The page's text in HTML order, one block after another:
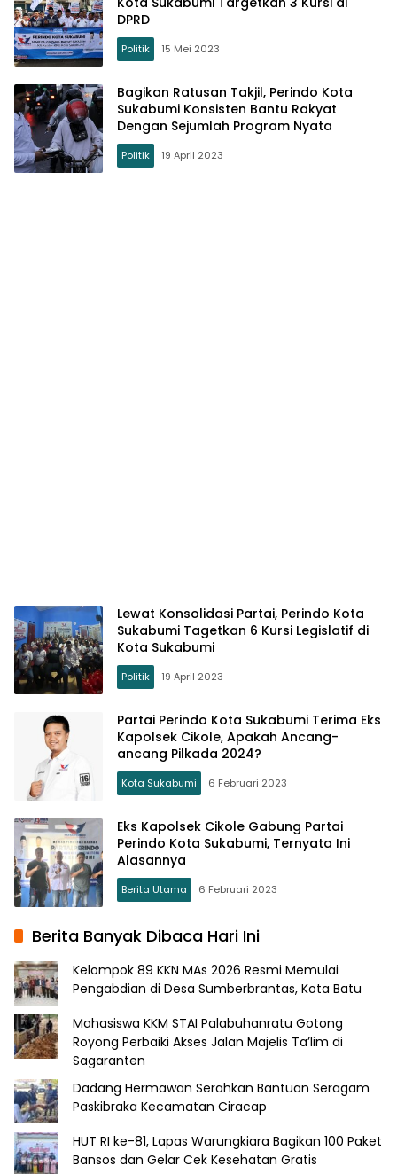
DPRD
Politik 15 Mei 2023
Bagikan Ratusan Takjil, Perindo Kota
Sukabumi Konsisten Bantu Rakyat
Dengan Sejumlah Program Nyata
Politik 19 April 2023
Lewat Konsolidasi Partai, Perindo Kota
Sukabumi Tagetkan 6 Kursi Legislatif di
Kota Sukabumi
Politik 19 April 2023
Partai Perindo Kota Sukabumi Terima Eks
Kapolsek Cikole, Apakah Ancang-
ancang Pilkada 2024?
Kota Sukabumi 6 Februari 2023
Eks Kapolsek Cikole Gabung Partai
Perindo Kota Sukabumi, Ternyata Ini
Alasannya
Berita Utama 6 Februari 2023
Berita Banyak Dibaca Hari Ini
Kelompok 89 KKN MAs 2026 Resmi Memulai
Pengabdian di Desa Sumberbrantas, Kota Batu
Mahasiswa KKM STAI Palabuhanratu Gotong
Royong Perbaiki Akses Jalan Majelis Ta’lim di
Sagaranten
Dadang Hermawan Serahkan Bantuan Seragam
Paskibraka Kecamatan Ciracap
HUT RI ke-81, Lapas Warungkiara Bagikan 100 Paket
Bansos dan Gelar Cek Kesehatan Gratis